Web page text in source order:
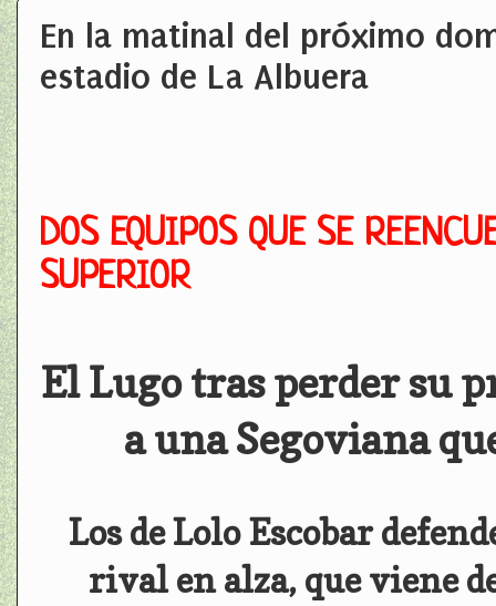
En la matinal del próximo
estadio de La Albuera
DOS EQUIPOS QUE SE
SUPERIOR
El Lugo tras perder su
a una Segoviana
Los de Lolo Escobar
rival en alza, que viene